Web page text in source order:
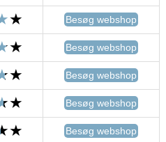
Besøg webshop
Besøg webshop
Besøg webshop
Besøg webshop
Besøg webshop